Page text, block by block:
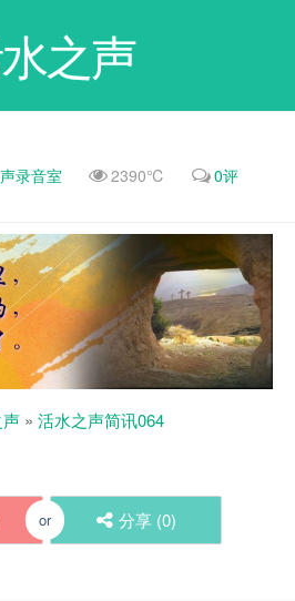
之声
录音室 2390℃
0评
» 活水之声简讯064
or 分享 (0)